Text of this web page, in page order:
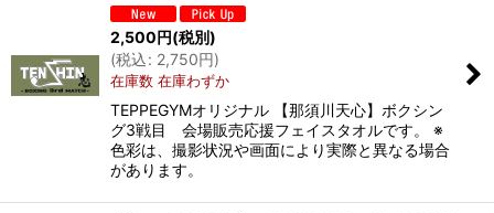
2,500円(税別)
(税込: 2,750円)
在庫数 在庫わずか
TEPPEGYMオリジナル 【那須川天心】ボクシン
グ3戦目 会場販売応援フェイスタオルです。 ※
色彩は、撮影状況や画面により実際と異なる場合
があります。